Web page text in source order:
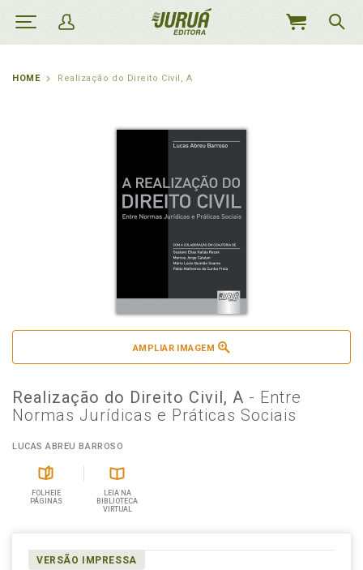
MEU
HOME Realização do Direito Civil, A
AMPLIAR IMAGEM
Realização do Direito Civil, A - Entre
Normas Jurídicas e Práticas Sociais
LUCAS ABREU BARROSO
FOLHEIE
PÁGINAS
LEIA NA
BIBLIOTECA
VIRTUAL
VERSÃO IMPRESSA